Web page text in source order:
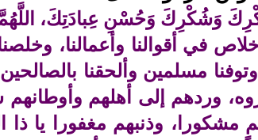
وَشُكْرِكَ وَحُسْنِ عِبادَتِكَ، اللَّهُمَّ
في أقوالنا وأعمالنا،
مسلمين وألحقنا
وردهم إلى أهلهم وأوطانهم
وذنبهم مغفورا يا ذا